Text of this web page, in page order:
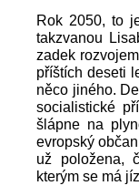
Rok 2050, to
takzvanou
zadek
příštích deseti
něco jiného.
socialistické
šlápne na
evropský
už položena,
kterým se má